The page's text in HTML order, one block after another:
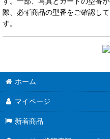
際、必ず商品の型番をご確認し
す。
ホーム
マイページ
新着商品